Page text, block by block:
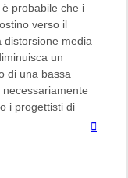
probabile che i
verso il
distorsione media
un
di una bassa
i progettisti di